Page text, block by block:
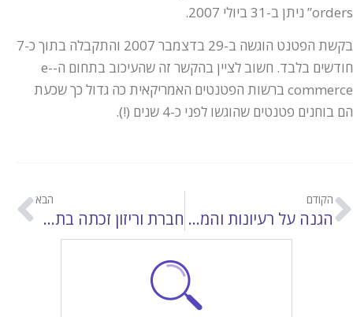
orders” ניתן ב-31 ביולי 2007.
בקשת הפטנט הוגשה ב-29 בדצמבר 2007 והתקבלה בתוך כ-7
חודשים בלבד. חשוב לציין בהקשר זה שהעיכוב בתחום ה-e-
commerce ברשות הפטנטים האמריקאית כה גדול כך שכעת
הם בוחנים פטנטים שהוגשו לפני כ-4 שנים (!).
הקודם
הגנה על רעיונות והמיתוס על Poor Man´s Patent
הבא
חברת וריזון זכתה בתביעה על הפרת פטנטים בתחום ה- VOIP